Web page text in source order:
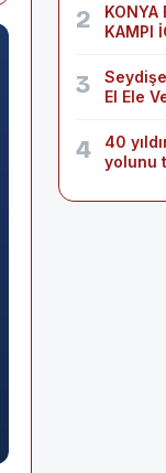
2
KONYA
KAMPI
3
El Ele
4
40
yolunu